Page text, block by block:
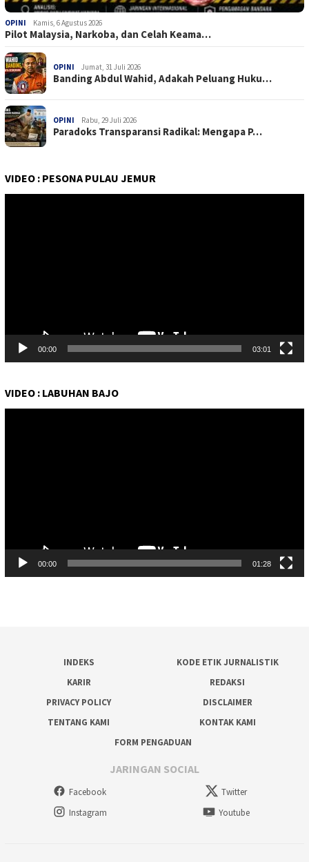
OPINI Kamis, 6 Agustus 2026
Pilot Malaysia, Narkoba, dan Celah Keama…
OPINI Jumat, 31 Juli 2026
Banding Abdul Wahid, Adakah Peluang Huku…
OPINI Rabu, 29 Juli 2026
Paradoks Transparansi Radikal: Mengapa P…
VIDEO : PESONA PULAU JEMUR
00:00 03:01
VIDEO : LABUHAN BAJO
00:00 01:28
INDEKS
KODE ETIK JURNALISTIK
KARIR
REDAKSI
PRIVACY POLICY
DISCLAIMER
TENTANG KAMI
KONTAK KAMI
FORM PENGADUAN
JARINGAN SOCIAL
Facebook
Twitter
Instagram
Youtube